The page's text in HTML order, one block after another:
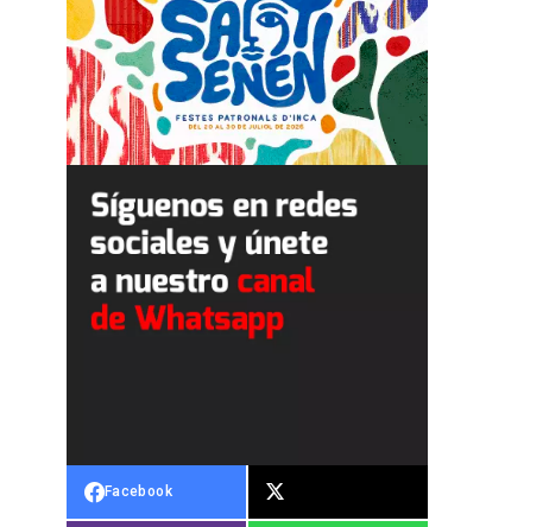
Facebook